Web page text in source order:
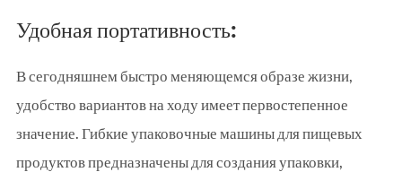
Удобная портативность:
В сегодняшнем быстро меняющемся образе жизни,
удобство вариантов на ходу имеет первостепенное
значение. Гибкие упаковочные машины для пищевых
продуктов предназначены для создания упаковки,